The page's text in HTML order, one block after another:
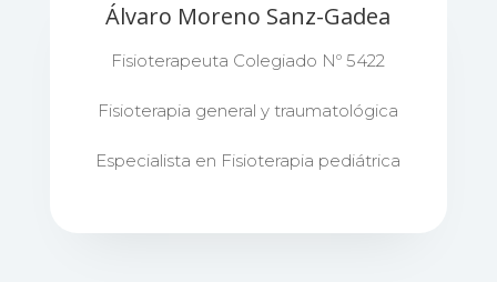
Álvaro Moreno Sanz-Gadea
Fisioterapeuta Colegiado Nº 5422
Fisioterapia general y traumatológica
Especialista en Fisioterapia pediátrica